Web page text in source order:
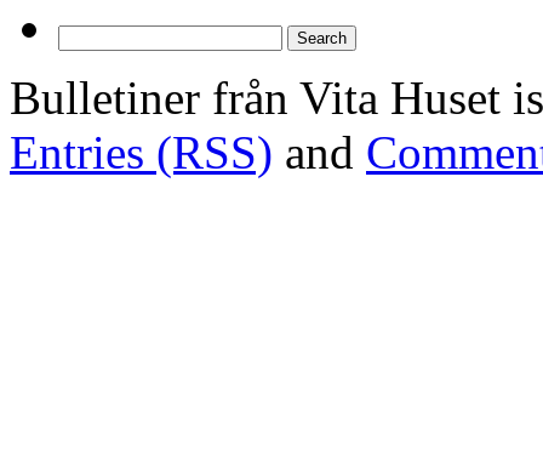
Bulletiner från Vita Huset
Entries (RSS) and